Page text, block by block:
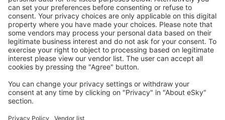
Planlegg reisen din
Flybilletter
Storbyferie
Sommerferie
Overnatting
Fly+Hotell
Hoteller
Transferer